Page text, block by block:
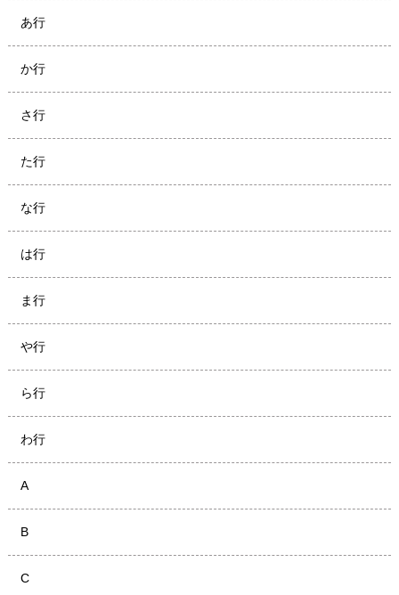
あ行
か行
さ行
た行
な行
は行
ま行
や行
ら行
わ行
A
B
C